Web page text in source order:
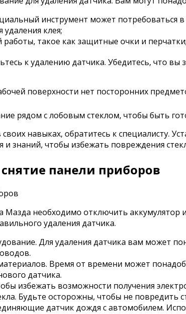
инструмент может потребоваться
клея;
такое как защитные очки и перчатки;
к удалению датчика. Убедитесь, что
поверхности нет посторонних
рядом с лобовым стеклом, чтобы быть
навыках, обратитесь к специалисту.
и знаний, чтобы избежать повреждения
панели приборов
Мазда необходимо отключить
удаления датчика.
Для удаления датчика вам может
Время от времени может
датчика.
избежать возможности получения
Будьте осторожны, чтобы не повредить
датчик дождя с автомобилем.